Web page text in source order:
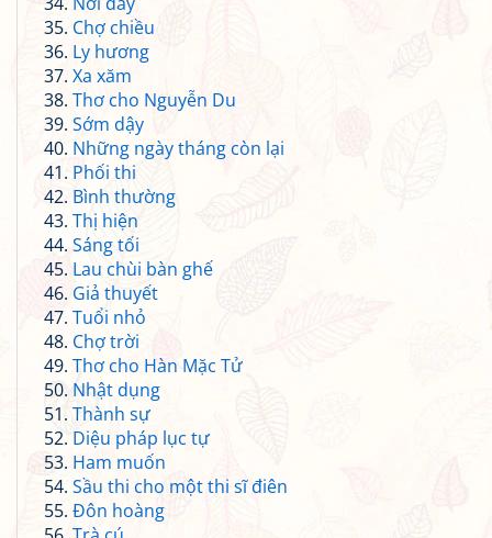
Chợ chiều
Ly hương
Xa xăm
Thơ cho Nguyễn Du
Sớm dậy
Những ngày tháng còn lại
Phối thi
Bình thường
Thị hiện
Sáng tối
Lau chùi bàn ghế
Giả thuyết
Tuổi nhỏ
Chợ trời
Thơ cho Hàn Mặc Tử
Nhật dụng
Thành sự
Diệu pháp lục tự
Ham muốn
Sầu thi cho một thi sĩ điên
Đôn hoàng